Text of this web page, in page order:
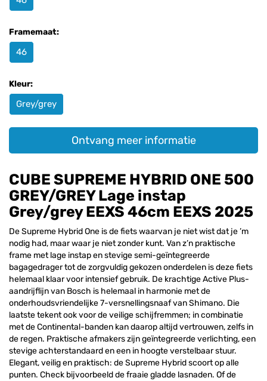
Framemaat:
46
Kleur:
Grey/grey
Ontvang meer informatie
CUBE SUPREME HYBRID ONE 500
GREY/GREY Lage instap
Grey/grey EEXS 46cm EEXS 2025
De Supreme Hybrid One is de fiets waarvan je niet wist dat je ’m
nodig had, maar waar je niet zonder kunt. Van z’n praktische
frame met lage instap en stevige semi-geïntegreerde
bagagedrager tot de zorgvuldig gekozen onderdelen is deze fiets
helemaal klaar voor intensief gebruik. De krachtige Active Plus-
aandrijflijn van Bosch is helemaal in harmonie met de
onderhoudsvriendelijke 7-versnellingsnaaf van Shimano. Die
laatste tekent ook voor de veilige schijfremmen; in combinatie
met de Continental-banden kan daarop altijd vertrouwen, zelfs in
de regen. Praktische afmakers zijn geïntegreerde verlichting, een
stevige achterstandaard en een in hoogte verstelbaar stuur.
Elegant, veilig en praktisch: de Supreme Hybrid scoort op alle
punten. Check bijvoorbeeld de fraaie gladde lasnaden. Of de